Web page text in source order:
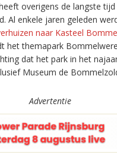
overigens de langste tijd
Al enkele jaren geleden
naar Kasteel
het themapark
dat het park in het
Museum de
Advertentie